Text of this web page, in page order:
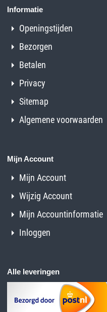
Informatie
Openingstijden
Bezorgen
Betalen
Privacy
Sitemap
Algemene voorwaarden
Mijn Account
Mijn Account
Wijzig Account
Mijn Accountinformatie
Inloggen
Alle leveringen